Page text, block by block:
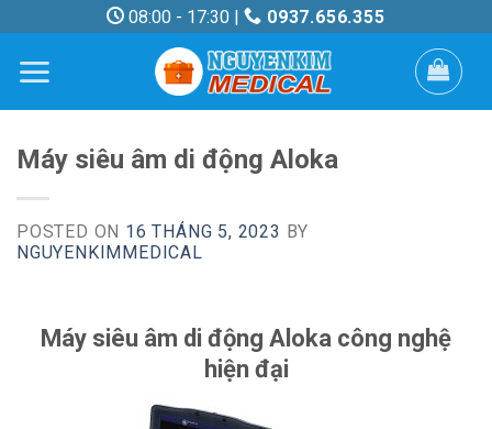
content
08:00 - 17:30 | 0937.656.355
Máy siêu âm di động Aloka
POSTED ON 16 THÁNG 5, 2023 BY
NGUYENKIMMEDICAL
Máy siêu âm di động Aloka công nghệ
hiện đại